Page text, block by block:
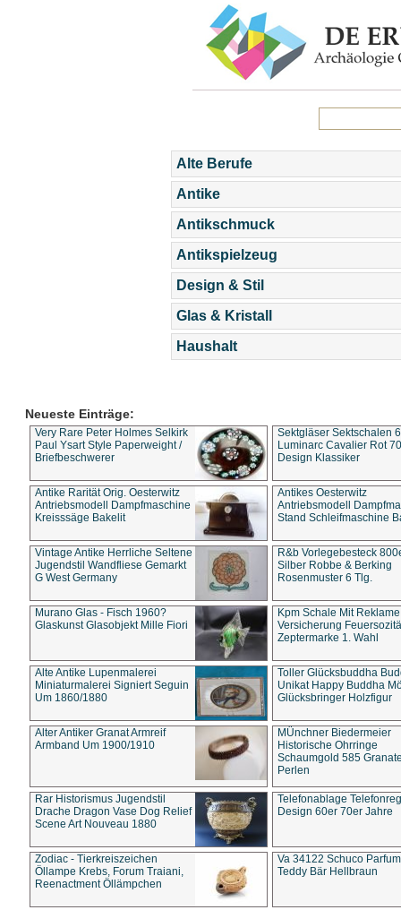
Alte Berufe
Antike
Antikschmuck
Antikspielzeug
Design & Stil
Glas & Kristall
Haushalt
Neueste Einträge:
Very Rare Peter Holmes Selkirk
Paul Ysart Style Paperweight /
Briefbeschwerer
Sektgläser Sektschalen
Luminarc Cavalier Rot
Design Klassiker
Antike Rarität Orig. Oesterwitz
Antriebsmodell Dampfmaschine
Kreisssäge Bakelit
Antikes Oesterwitz
Antriebsmodell
Stand Schleifmaschine
Vintage Antike Herrliche Seltene
Jugendstil Wandfliese Gemarkt
G West Germany
R&b Vorlegebesteck
Silber Robbe & Berking
Rosenmuster 6 Tlg.
Murano Glas - Fisch 1960?
Glaskunst Glasobjekt Mille Fiori
Kpm Schale Mit Reklame
Versicherung
Zeptermarke 1. Wahl
Alte Antike Lupenmalerei
Miniaturmalerei Signiert Seguin
Um 1860/1880
Toller Glücksbuddha
Unikat Happy Buddha
Glücksbringer Holzfigur
Alter Antiker Granat Armreif
Armband Um 1900/1910
MÜnchner Biedermeier
Historische Ohrringe
Schaumgold 585
Perlen
Rar Historismus Jugendstil
Drache Dragon Vase Dog Relief
Scene Art Nouveau 1880
Telefonablage
Design 60er 70er Jahre
Zodiac - Tierkreiszeichen
Öllampe Krebs, Forum Traiani,
Reenactment Öllämpchen
Va 34122 Schuco
Teddy Bär Hellbraun